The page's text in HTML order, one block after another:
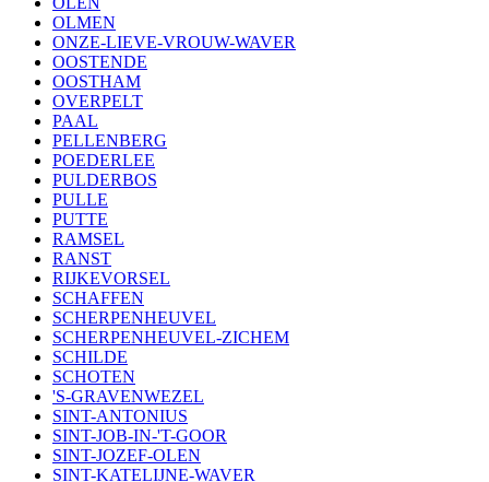
OLMEN
ONZE-LIEVE-VROUW-WAVER
OOSTENDE
OOSTHAM
OVERPELT
PAAL
PELLENBERG
POEDERLEE
PULDERBOS
PULLE
PUTTE
RAMSEL
RANST
RIJKEVORSEL
SCHAFFEN
SCHERPENHEUVEL
SCHERPENHEUVEL-ZICHEM
SCHILDE
SCHOTEN
'S-GRAVENWEZEL
SINT-ANTONIUS
SINT-JOB-IN-'T-GOOR
SINT-JOZEF-OLEN
SINT-KATELIJNE-WAVER